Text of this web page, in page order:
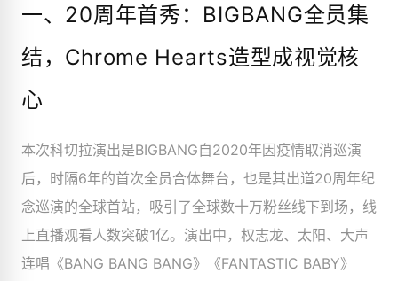
一、20周年首秀：BIGBANG全员集
结，Chrome Hearts造型成视觉核
心
本次科切拉演出是BIGBANG自2020年因疫情取消巡演
后，时隔6年的首次全员合体舞台，也是其出道20周年纪
念巡演的全球首站，吸引了全球数十万粉丝线下到场，线
上直播观看人数突破1亿。演出中，权志龙、太阳、大声
连唱《BANG BANG BANG》《FANTASTIC BABY》